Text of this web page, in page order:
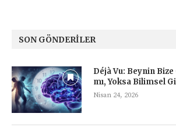
SON GÖNDERILER
Déjà Vu: Beynin Bize
mı, Yoksa Bilimsel
Nisan 24, 2026